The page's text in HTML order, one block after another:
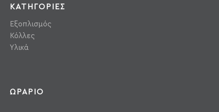
ΚΑΤΗΓΟΡΙΕΣ
Εξοπλισμός
Κόλλες
Υλικά
ΩΡΑΡΙΟ